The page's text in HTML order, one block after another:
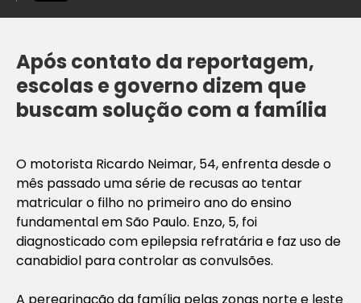
Após contato da reportagem,
escolas e governo dizem que
buscam solução com a família
O motorista Ricardo Neimar, 54, enfrenta desde o
mês passado uma série de recusas ao tentar
matricular o filho no primeiro ano do ensino
fundamental em São Paulo. Enzo, 5, foi
diagnosticado com epilepsia refratária e faz uso de
canabidiol para controlar as convulsões.
A peregrinação da família pelas zonas norte e leste